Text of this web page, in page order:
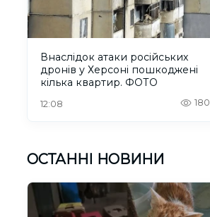
Внаслідок атаки російських
дронів у Херсоні пошкоджені
кілька квартир. ФОТО
12:08 180
ОСТАННІ НОВИНИ